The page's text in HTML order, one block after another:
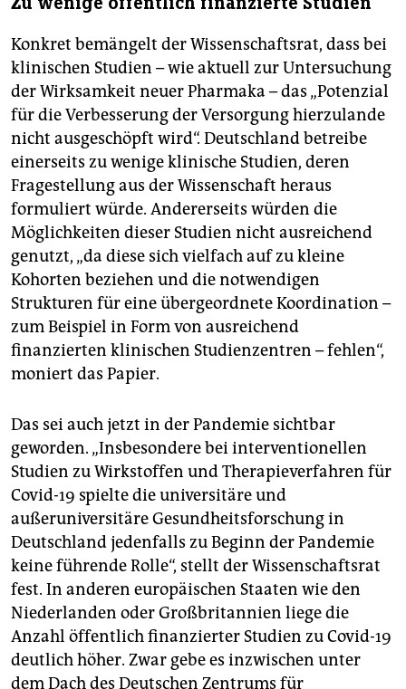
Konkret bemängelt der Wissenschaftsrat, dass bei
klinischen Studien – wie aktuell zur Untersuchung
der Wirksamkeit neuer Pharmaka – das „Potenzial
für die Verbesserung der Versorgung hierzulande
nicht ausgeschöpft wird“. Deutschland betreibe
einerseits zu wenige klinische Studien, deren
Fragestellung aus der Wissenschaft heraus
formuliert würde. Andererseits würden die
Möglichkeiten dieser Studien nicht ausreichend
genutzt, „da diese sich vielfach auf zu kleine
Kohorten beziehen und die notwendigen
Strukturen für eine übergeordnete Koordination –
zum Beispiel in Form von ausreichend
finanzierten klinischen Studienzentren – fehlen“,
moniert das Papier.
Das sei auch jetzt in der Pandemie sichtbar
geworden. „Insbesondere bei interventionellen
Studien zu Wirkstoffen und Therapieverfahren für
Covid-19 spielte die universitäre und
außeruniversitäre Gesundheitsforschung in
Deutschland jedenfalls zu Beginn der Pandemie
keine führende Rolle“, stellt der Wissenschaftsrat
fest. In anderen europäischen Staaten wie den
Niederlanden oder Großbritannien liege die
Anzahl öffentlich finanzierter Studien zu Covid-19
deutlich höher. Zwar gebe es inzwischen unter
dem Dach des Deutschen Zentrums für